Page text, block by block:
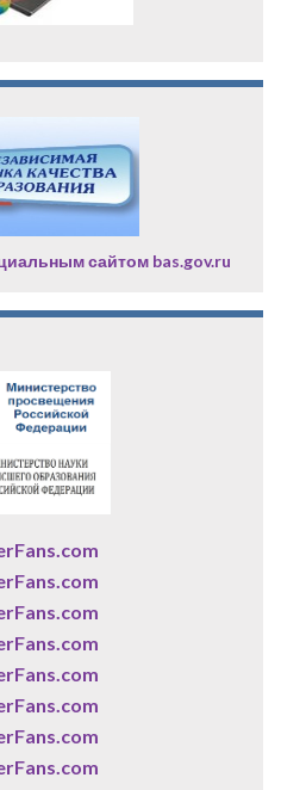
сайтом bas.gov.ru